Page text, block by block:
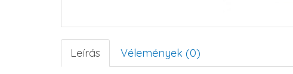
Leírás Vélemények (0)